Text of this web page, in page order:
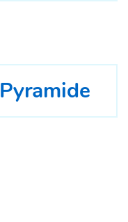
Pyramide